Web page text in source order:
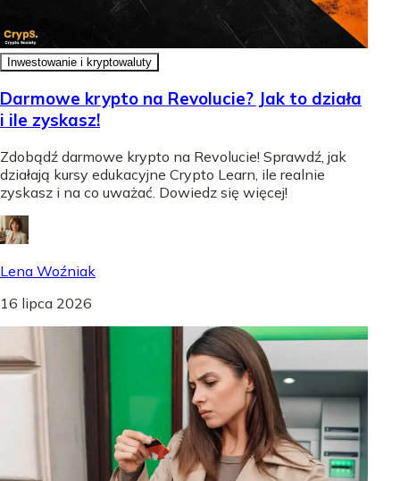
Inwestowanie i kryptowaluty
Darmowe krypto na Revolucie? Jak to działa
i ile zyskasz!
Zdobądź darmowe krypto na Revolucie! Sprawdź, jak
działają kursy edukacyjne Crypto Learn, ile realnie
zyskasz i na co uważać. Dowiedz się więcej!
Lena Woźniak
16 lipca 2026